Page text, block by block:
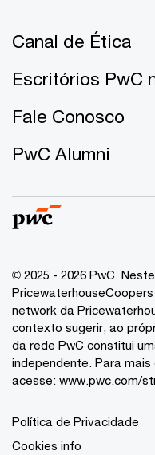
Canal de Ética
Escritórios PwC
Fale Conosco
PwC Alumni
© 2025 - 2026 PwC.
network da
contexto sugerir, ao
da rede PwC constitui
independente. Para
acesse: www.pwc.com/
Política de Privacidade
Cookies info